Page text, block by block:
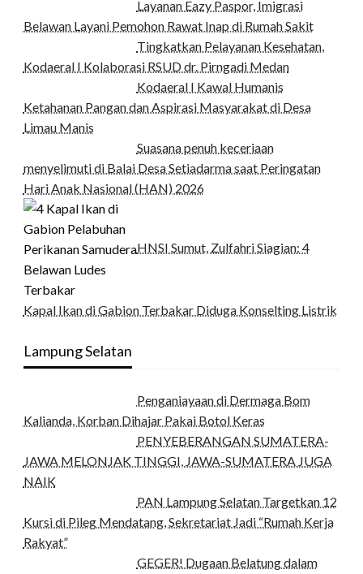
Layanan Eazy Paspor, Imigrasi
Belawan Layani Pemohon Rawat Inap di Rumah Sakit
Tingkatkan Pelayanan Kesehatan,
Kodaeral I Kolaborasi RSUD dr. Pirngadi Medan‎
Kodaeral I Kawal Humanis
Ketahanan Pangan dan Aspirasi Masyarakat di Desa
Limau Manis
Suasana penuh keceriaan
menyelimuti di Balai Desa Setiadarma saat Peringatan
Hari Anak Nasional (HAN) 2026
HNSI Sumut, Zulfahri Siagian: 4
Kapal Ikan di Gabion Terbakar Diduga Konselting Listrik
Lampung Selatan
Penganiayaan di Dermaga Bom
Kalianda, Korban Dihajar Pakai Botol Keras
PENYEBERANGAN SUMATERA-
JAWA MELONJAK TINGGI, JAWA-SUMATERA JUGA
NAIK
PAN Lampung Selatan Targetkan 12
Kursi di Pileg Mendatang, Sekretariat Jadi “Rumah Kerja
Rakyat”
GEGER! Dugaan Belatung dalam